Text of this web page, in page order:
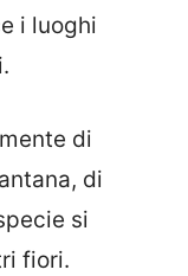
i luoghi
di
di
si
fiori.